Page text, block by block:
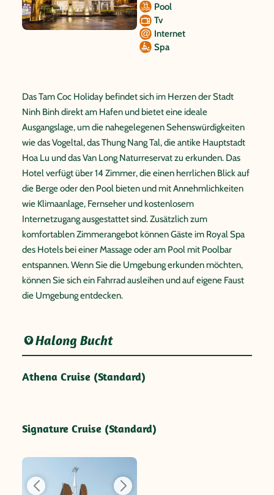
Pool
Tv
Internet
Spa
Das Tam Coc Holiday befindet sich im Herzen der Stadt
Ninh Binh direkt am Hafen und bietet eine ideale
Ausgangslage, um die nahegelegenen Sehenswürdigkeiten
wie das Vogeltal, das Thung Nang Tal, die antike Hauptstadt
Hoa Lu und das Van Long Naturreservat zu erkunden. Das
Hotel verfügt über 14 Zimmer, die einen herrlichen Blick auf
die Berge oder den Pool bieten und mit Annehmlichkeiten
wie Klimaanlage, Fernseher und kostenlosem
Internetzugang ausgestattet sind. Zusätzlich zum
komfortablen Zimmerangebot können Gäste im Royal Spa
des Hotels bei einer Massage oder am Pool mit Poolbar
entspannen. Wenn Sie die Umgebung erkunden möchten,
können Sie sich ein Fahrrad ausleihen und auf eigene Faust
die Umgebung entdecken.
Halong Bucht
Athena Cruise (Standard)
Signature Cruise (Standard)